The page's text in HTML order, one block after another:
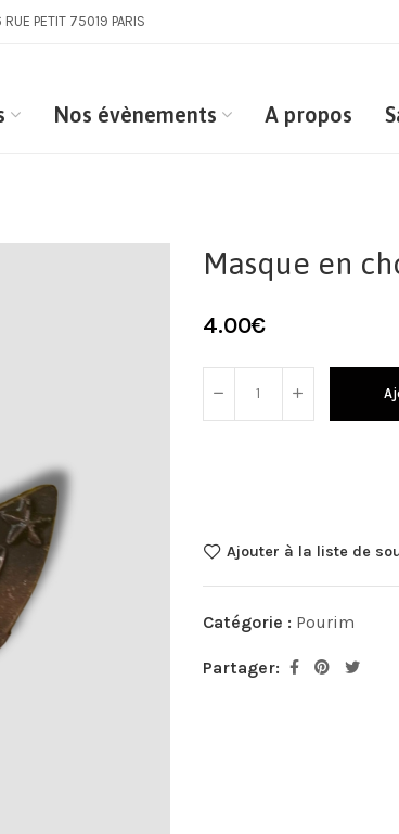
RUE PETIT 75019 PARIS
Nos évènements A propos
Masque en
4.00€
Ajouter à la liste de
Catégorie : Pourim
Partager: